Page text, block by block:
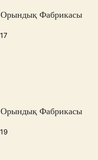
Орындық Фабрикасы
Орындық Фабрикасы